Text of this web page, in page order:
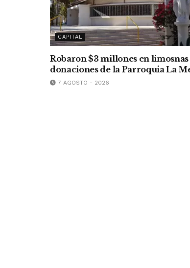
CAPITAL
Robaron $3 millones en limosnas
donaciones de la Parroquia La
7 AGOSTO - 2026